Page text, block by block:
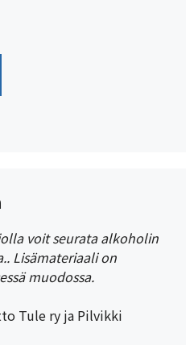
voit seurata alkoholin
. Lisämateriaali on
muodossa.
Tule ry ja Pilvikki